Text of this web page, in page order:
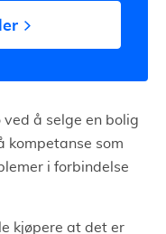
ved å selge en bolig
kompetanse som
i forbindelse
kjøpere at det er